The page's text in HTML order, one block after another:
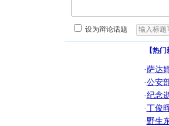
设为辩论话题
【热门
·萨达
·公安
·纪念
·丁俊
·野生